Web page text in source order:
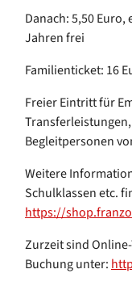
Danach: 5,50
Jahren frei
Familienticket: 16
Freier Eintritt für
Begleitpersonen
Weitere
Schulklassen etc.
https://
Zurzeit sind
Buchung unter: